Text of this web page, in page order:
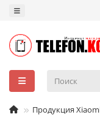
Продукция